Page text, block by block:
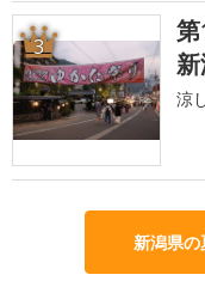
3
涼
新潟県